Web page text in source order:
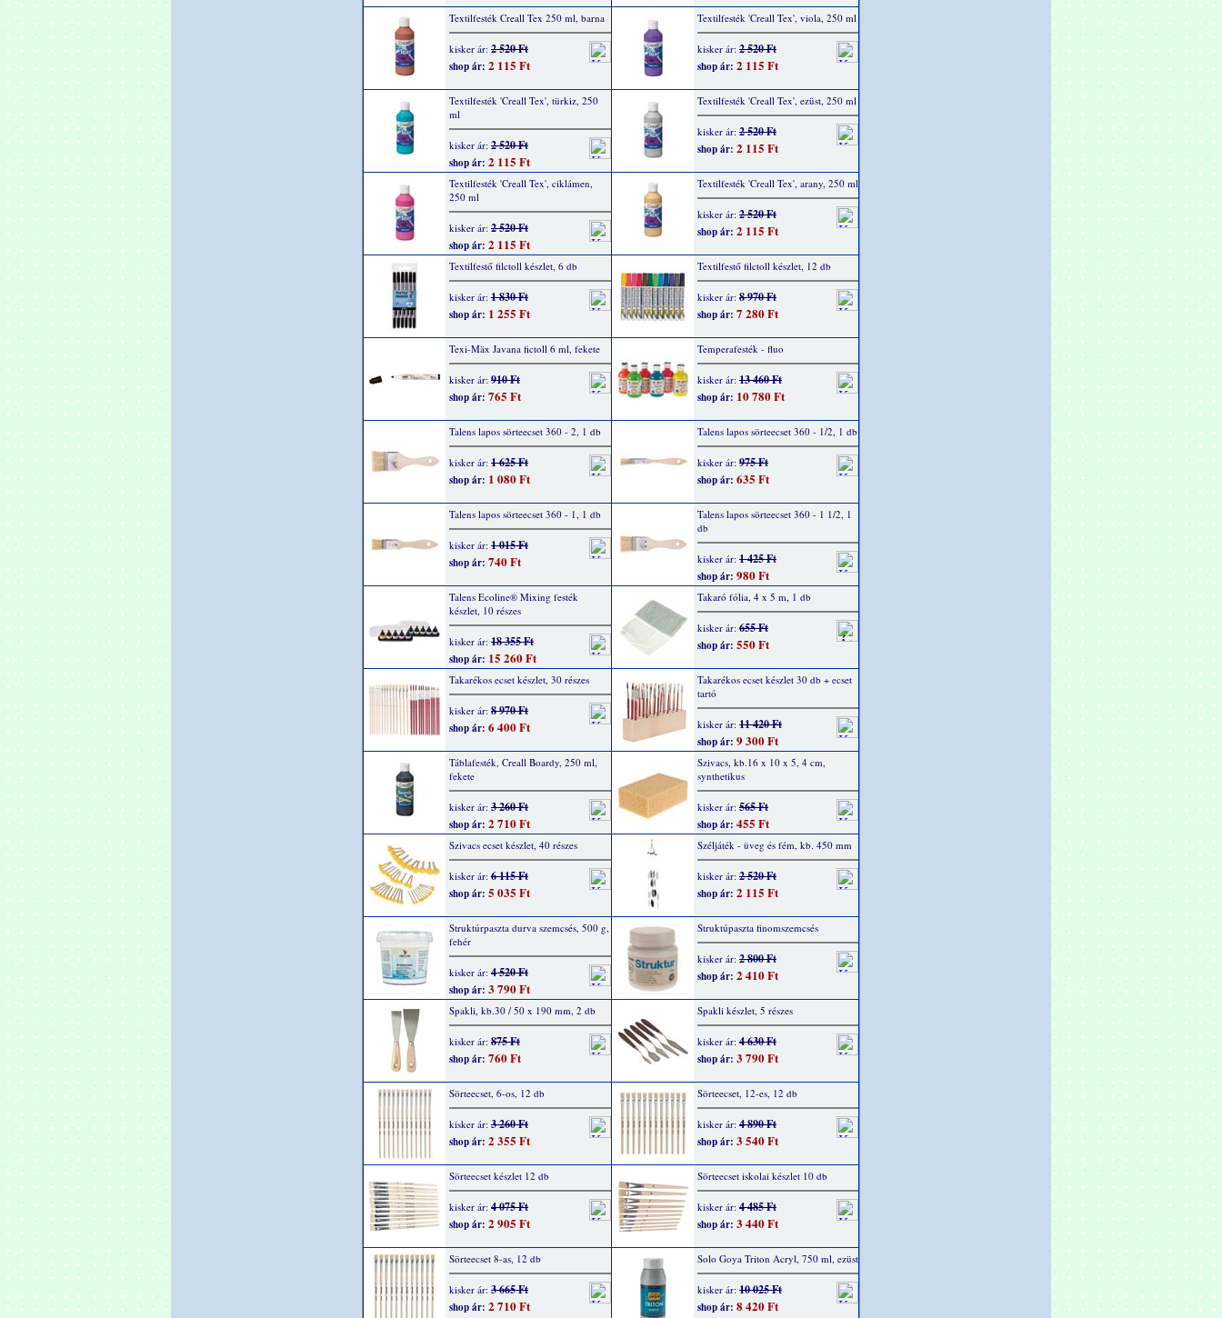
Textilfesték Creall Tex 250 ml, barna
kisker ár: 2 520 Ft
shop ár: 2 115 Ft
Textilfesték 'Creall Tex', viola, 250 ml
kisker ár: 2 520 Ft
shop ár: 2 115 Ft
Textilfesték 'Creall Tex', türkiz, 250
ml
kisker ár: 2 520 Ft
shop ár: 2 115 Ft
Textilfesték 'Creall Tex', ezüst, 250 ml
kisker ár: 2 520 Ft
shop ár: 2 115 Ft
Textilfesték 'Creall Tex', ciklámen,
250 ml
kisker ár: 2 520 Ft
shop ár: 2 115 Ft
Textilfesték 'Creall Tex', arany, 250 ml
kisker ár: 2 520 Ft
shop ár: 2 115 Ft
Textilfestő filctoll készlet, 6 db
kisker ár: 1 830 Ft
shop ár: 1 255 Ft
Textilfestő filctoll készlet, 12 db
kisker ár: 8 970 Ft
shop ár: 7 280 Ft
Texi-Mäx Javana fictoll 6 ml, fekete
kisker ár: 910 Ft
shop ár: 765 Ft
Temperafesték - fluo
kisker ár: 13 460 Ft
shop ár: 10 780 Ft
Talens lapos sörteecset 360 - 2, 1 db
kisker ár: 1 625 Ft
shop ár: 1 080 Ft
Talens lapos sörteecset 360 - 1/2, 1 db
kisker ár: 975 Ft
shop ár: 635 Ft
Talens lapos sörteecset 360 - 1, 1 db
kisker ár: 1 015 Ft
shop ár: 740 Ft
Talens lapos sörteecset 360 - 1 1/2, 1
db
kisker ár: 1 425 Ft
shop ár: 980 Ft
Talens Ecoline® Mixing festék
készlet, 10 részes
kisker ár: 18 355 Ft
shop ár: 15 260 Ft
Takaró fólia, 4 x 5 m, 1 db
kisker ár: 655 Ft
shop ár: 550 Ft
Takarékos ecset készlet, 30 részes
kisker ár: 8 970 Ft
shop ár: 6 400 Ft
Takarékos ecset készlet 30 db + ecset
tartó
kisker ár: 11 420 Ft
shop ár: 9 300 Ft
Táblafesték, Creall Boardy, 250 ml,
fekete
kisker ár: 3 260 Ft
shop ár: 2 710 Ft
Szivacs, kb.16 x 10 x 5, 4 cm,
synthetikus
kisker ár: 565 Ft
shop ár: 455 Ft
Szivacs ecset készlet, 40 részes
kisker ár: 6 115 Ft
shop ár: 5 035 Ft
Széljáték - üveg és fém, kb. 450 mm
kisker ár: 2 520 Ft
shop ár: 2 115 Ft
Struktúrpaszta durva szemcsés, 500 g,
fehér
kisker ár: 4 520 Ft
shop ár: 3 790 Ft
Struktúpaszta finomszemcsés
kisker ár: 2 800 Ft
shop ár: 2 410 Ft
Spakli, kb.30 / 50 x 190 mm, 2 db
kisker ár: 875 Ft
shop ár: 760 Ft
Spakli készlet, 5 részes
kisker ár: 4 630 Ft
shop ár: 3 790 Ft
Sörteecset, 6-os, 12 db
kisker ár: 3 260 Ft
shop ár: 2 355 Ft
Sörteecset, 12-es, 12 db
kisker ár: 4 890 Ft
shop ár: 3 540 Ft
Sörteecset készlet 12 db
kisker ár: 4 075 Ft
shop ár: 2 905 Ft
Sörteecset iskolai készlet 10 db
kisker ár: 4 485 Ft
shop ár: 3 440 Ft
Sörteecset 8-as, 12 db
kisker ár: 3 665 Ft
shop ár: 2 710 Ft
Solo Goya Triton Acryl, 750 ml, ezüst
kisker ár: 10 025 Ft
shop ár: 8 420 Ft